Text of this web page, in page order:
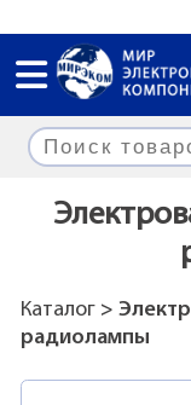
Каталог>
радиолампы